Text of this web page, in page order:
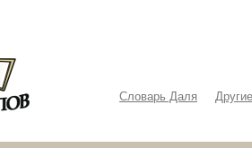
Словарь Даля